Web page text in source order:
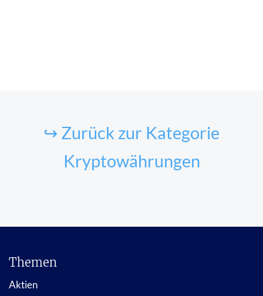
↪ Zurück zur Kategorie
Kryptowährungen
Themen
Aktien